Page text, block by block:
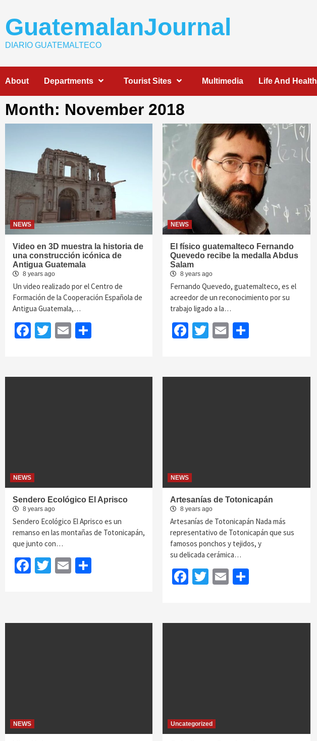
content
GuatemalanJournal
DIARIO GUATEMALTECO
About Departments Tourist Sites Multimedia Life And Health
Month: November 2018
NEWS
Video en 3D muestra la historia de
una construcción icónica de
Antigua Guatemala
8 years ago
Un video realizado por el Centro de
Formación de la Cooperación Española de
Antigua Guatemala,…
Facebook
Twitter
Email
NEWS
El físico guatemalteco Fernando
Quevedo recibe la medalla Abdus
Salam
8 years ago
Fernando Quevedo, guatemalteco, es el
acreedor de un reconocimiento por su
trabajo ligado a la…
Facebook
Twitter
Email
NEWS
Sendero Ecológico El Aprisco
8 years ago
Sendero Ecológico El Aprisco es un
remanso en las montañas de Totonicapán,
que junto con…
Facebook
Twitter
Email
NEWS
Artesanías de Totonicapán
8 years ago
Artesanías de Totonicapán Nada más
representativo de Totonicapán que sus
famosos ponchos y tejidos, y
su delicada cerámica…
Facebook
Twitter
Email
NEWS Uncategorized